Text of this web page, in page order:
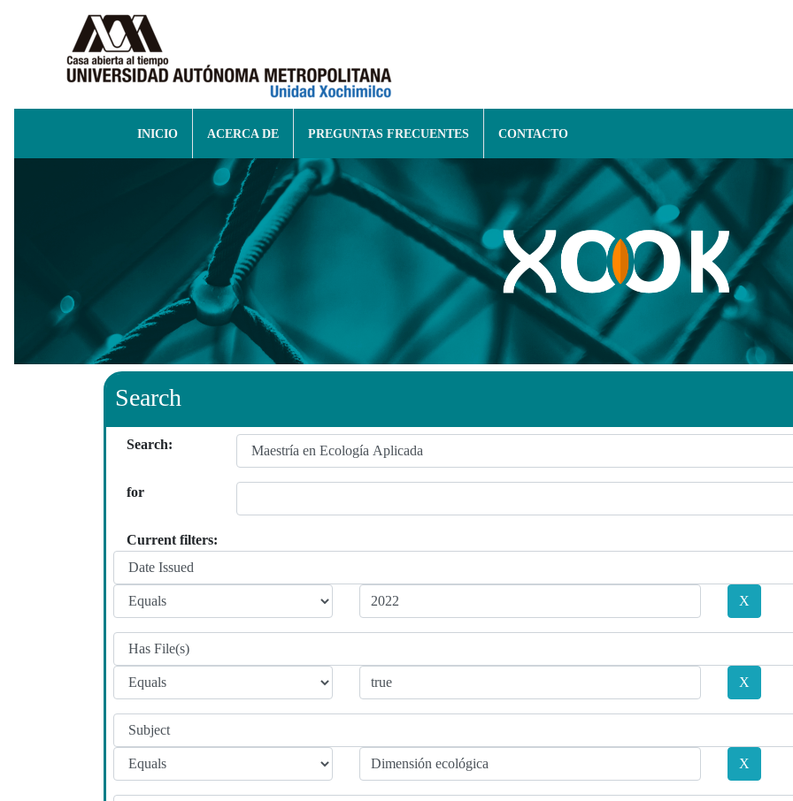
INICIO ACERCA DE PREGUNTAS FRECUENTES CONTACTO
Search
Search:
for
Current filters: